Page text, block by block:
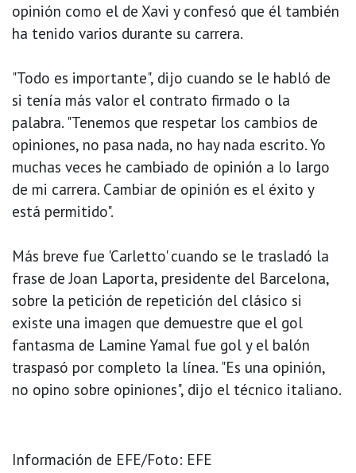
opinión como el de Xavi y confesó que él también
ha tenido varios durante su carrera.
"Todo es importante", dijo cuando se le habló de
si tenía más valor el contrato firmado o la
palabra. "Tenemos que respetar los cambios de
opiniones, no pasa nada, no hay nada escrito. Yo
muchas veces he cambiado de opinión a lo largo
de mi carrera. Cambiar de opinión es el éxito y
está permitido".
Más breve fue 'Carletto' cuando se le trasladó la
frase de Joan Laporta, presidente del Barcelona,
sobre la petición de repetición del clásico si
existe una imagen que demuestre que el gol
fantasma de Lamine Yamal fue gol y el balón
traspasó por completo la línea. "Es una opinión,
no opino sobre opiniones", dijo el técnico italiano.
Información de EFE/Foto: EFE